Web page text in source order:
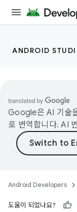
ANDROID
Google은 AI 기술
로 번역합니다. AI
Android Developers
도움이 되었나요?